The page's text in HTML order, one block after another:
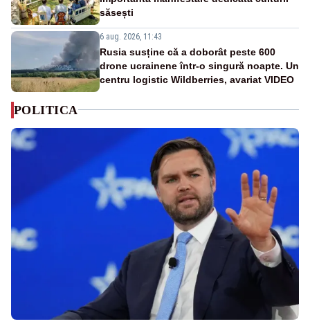
săsești
6 aug. 2026, 11:43
Rusia susține că a doborât peste 600
drone ucrainene într-o singură noapte. Un
centru logistic Wildberries, avariat VIDEO
POLITICA